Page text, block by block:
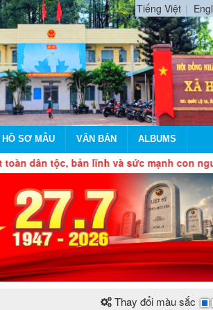
Tiếng Việt
HỒ SƠ MẪU VĂN BẢN ALBUMS
tộc, bản lĩnh và sức mạnh con người Việt
Thay đổi màu sắc